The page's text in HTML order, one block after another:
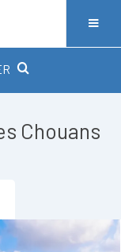
Chouans